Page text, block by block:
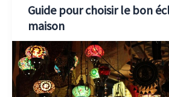
Guide pour choisir le bon
maison